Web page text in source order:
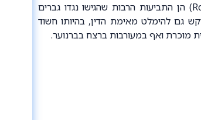
לרכוש כרטיס טיסה לכיוון אחד ואף לשנות את שמו לרועי מילר (Roy Miller) הן התביעות הרבות שהגישו נגדו גברים
גם להימלט מאימת הדין, בהיותו חשוד
מוכרת ואף במעורבות ברצח בברנוער.